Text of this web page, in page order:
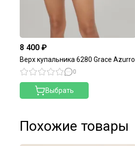
8 400 ₽
Верх купальника 6280 Grace Azurro
0
Выбрать
Похожие товары